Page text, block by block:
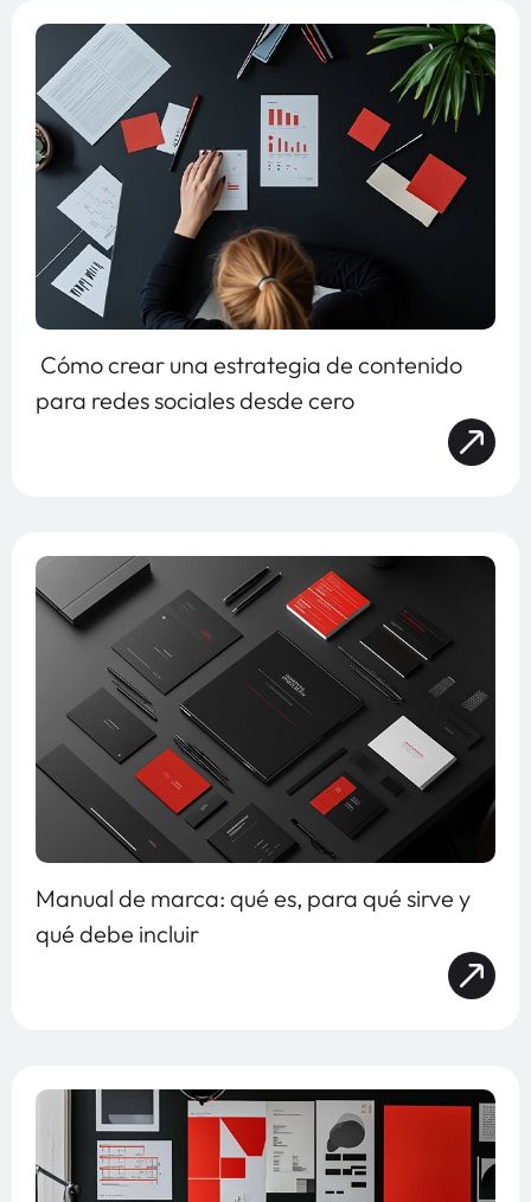
Cómo crear una estrategia de contenido
para redes sociales desde cero
Manual de marca: qué es, para qué sirve y
qué debe incluir